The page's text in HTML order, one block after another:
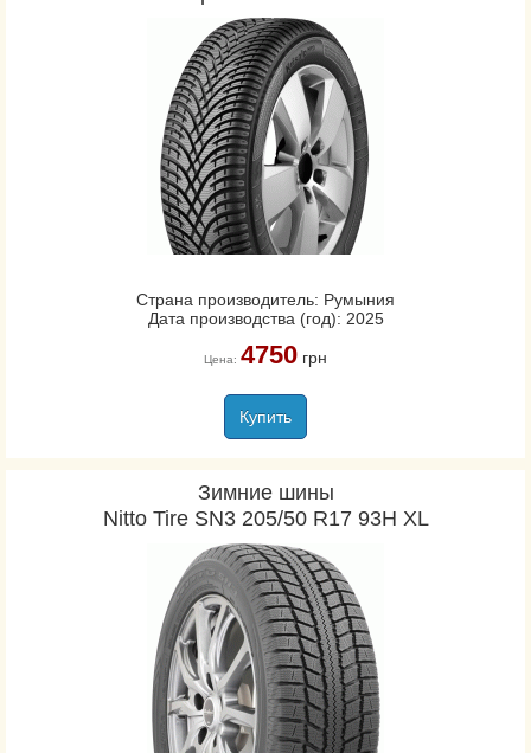
Страна производитель: Румыния
Дата производства (год): 2025
Цена: 4750грн
Купить
Зимние шины
Nitto Tire SN3 205/50 R17 93H XL